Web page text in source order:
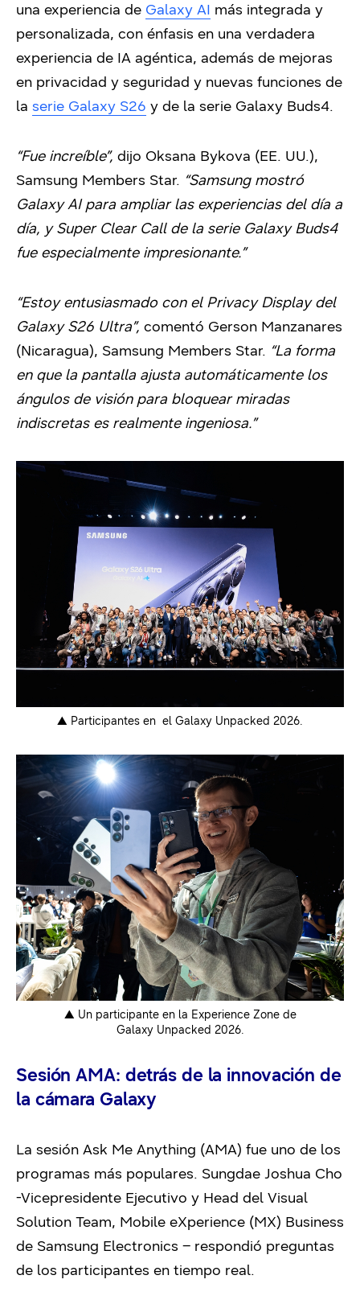
una experiencia de Galaxy AI más integrada y
personalizada, con énfasis en una verdadera
experiencia de IA agéntica, además de mejoras
en privacidad y seguridad y nuevas funciones de
la serie Galaxy S26 y de la serie Galaxy Buds4.
“Fue increíble”, dijo Oksana Bykova (EE. UU.),
Samsung Members Star. “Samsung mostró
Galaxy AI para ampliar las experiencias del día a
día, y Super Clear Call de la serie Galaxy Buds4
fue especialmente impresionante.”
“Estoy entusiasmado con el Privacy Display del
Galaxy S26 Ultra”, comentó Gerson Manzanares
(Nicaragua), Samsung Members Star. “La forma
en que la pantalla ajusta automáticamente los
ángulos de visión para bloquear miradas
indiscretas es realmente ingeniosa.”
▲ Participantes en el Galaxy Unpacked 2026.
▲ Un participante en la Experience Zone de
Galaxy Unpacked 2026.
Sesión AMA: detrás de la innovación de
la cámara Galaxy
La sesión Ask Me Anything (AMA) fue uno de los
programas más populares. Sungdae Joshua Cho
-Vicepresidente Ejecutivo y Head del Visual
Solution Team, Mobile eXperience (MX) Business
de Samsung Electronics – respondió preguntas
de los participantes en tiempo real.